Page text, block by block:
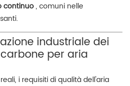
continuo, comuni nelle
industriale dei
per aria
i requisiti di qualità dell'aria